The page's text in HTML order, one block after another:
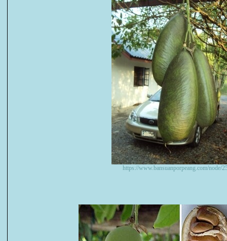
https://www.bansuanporpeang.com/node/